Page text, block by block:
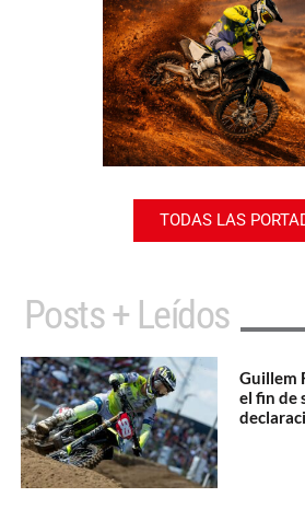
TODAS LAS
Posts + Leídos
Guillem
el fin de